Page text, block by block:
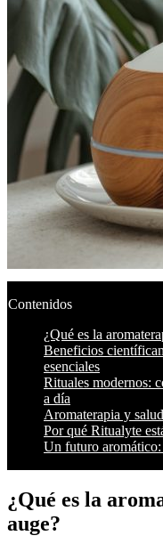
Contenidos
¿Qué es la
Beneficios
esenciales
Rituales modernos:
a día
Aromaterapia y
Por qué Ritualyte
Un futuro aromático:
¿Qué es la
auge?